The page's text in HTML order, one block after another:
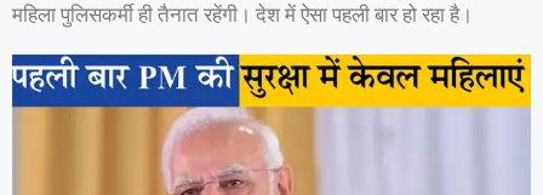
महिला पुलिसकर्मी ही तैनात रहेंगी। देश में ऐसा पहली बार हो रहा है।